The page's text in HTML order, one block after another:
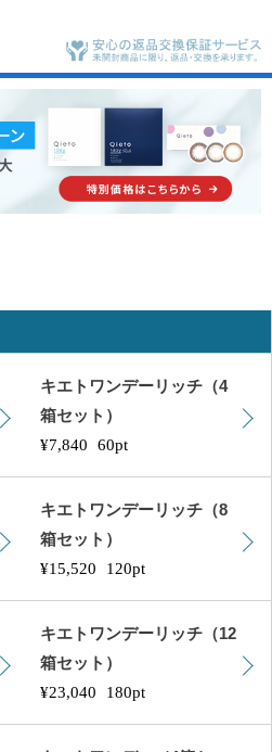
キエトワンデーリッチ（4
箱セット）
¥7,840 60pt
キエトワンデーリッチ（8
箱セット）
¥15,520
120pt
キエトワンデーリッチ（12
箱セット）
¥23,040
180pt